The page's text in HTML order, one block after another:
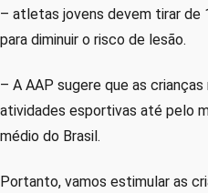
– atletas jovens devem tirar de
para diminuir o risco de lesão.
– A AAP sugere que as
atividades esportivas até pelo
médio do Brasil.
Portanto, vamos estimular as